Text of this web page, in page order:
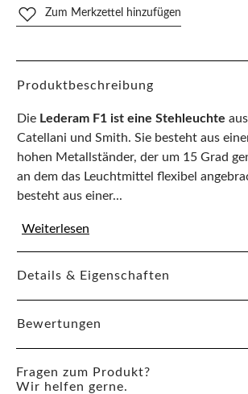
Zum Merkzettel hinzufügen
Produktbeschreibung
Die Lederam F1 ist eine Stehleuchte
Catellani und Smith. Sie besteht aus
hohen Metallständer, der um 15 Grad
an dem das Leuchtmittel flexibel
besteht aus einer...
Weiterlesen
Details & Eigenschaften
Bewertungen
Fragen zum Produkt?
Wir helfen gerne.